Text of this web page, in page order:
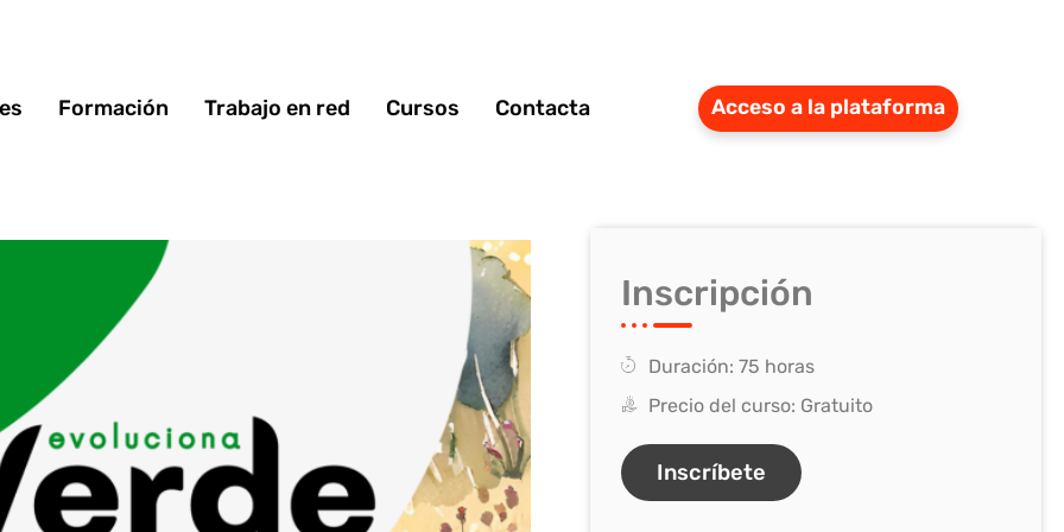
Formación Trabajo en red Cursos Contacta Acceso a la plataforma
Inscripción
Duración: 75 horas
Precio del curso: Gratuito
Inscríbete